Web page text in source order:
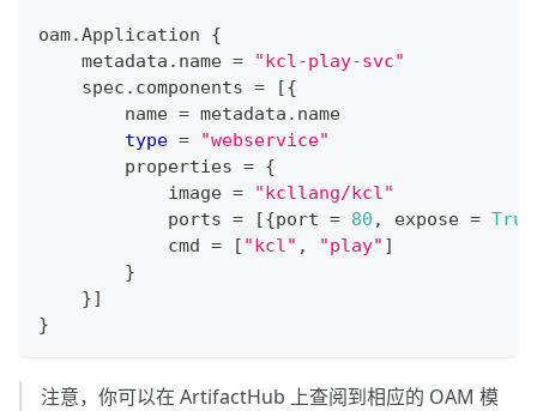
oam.Application {
    metadata
. name =
"kcl-play-svc"
    spec
. components = [{
        name
= metadata . name
type =
"webservice"
        properties
= {
            image
=
"kcllang/kcl"
            ports
= [{port = 80 , expose = True
            cmd
= [ "kcl" , "play" ]
}
}]
}
注意，你可以在 ArtifactHub 上查阅到相应的 OAM 模